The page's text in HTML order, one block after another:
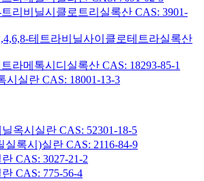
리비닐시클로트리실록산 CAS: 3901-
테트라비닐사이클로테트라실록산
라메톡시디실록산 CAS: 18293-85-1
시실란 CAS: 18001-13-3
옥시실란 CAS: 52301-18-5
록시)실란 CAS: 2116-84-9
CAS: 3027-21-2
CAS: 775-56-4